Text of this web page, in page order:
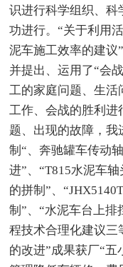
识进行科学组织、科
功进行。“关于利用
泥车施工效率的建议
并提出、运用了“会
工的家庭问题、生
工作、会战的胜利进
题、出现的故障，我
制“、奔驰罐车传动
进”、“T815水泥车
的拼制”、
制”、“水泥车台上排
程技术合理化建议三
的改进”成果获厂“五